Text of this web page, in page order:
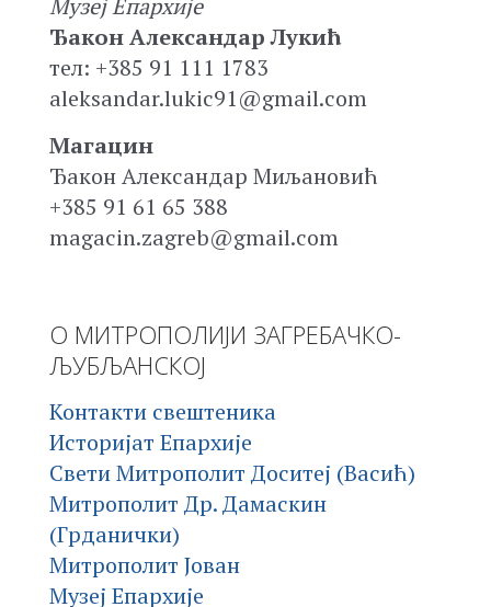
Музеј Епархије
Ђакон Александар Лукић
тел: +385 91 111 1783
aleksandar.lukic91@gmail.com
Магацин
Ђакон Александар Миљановић
+385 91 61 65 388
magacin.zagreb@gmail.com
О МИТРОПОЛИЈИ ЗАГРЕБАЧКО-
ЉУБЉАНСКОЈ
Контакти свештеника
Историјат Епархије
Свети Митрополит Доситеј (Васић)
Митрополит Др. Дамаскин
(Грданички)
Митрополит Јован
Музеј Епархије